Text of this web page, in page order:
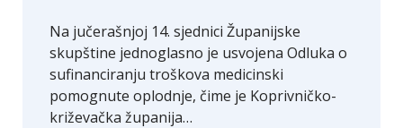
Na jučerašnjoj 14. sjednici Županijske
skupštine jednoglasno je usvojena Odluka o
sufinanciranju troškova medicinski
pomognute oplodnje, čime je Koprivničko-
križevačka županija…